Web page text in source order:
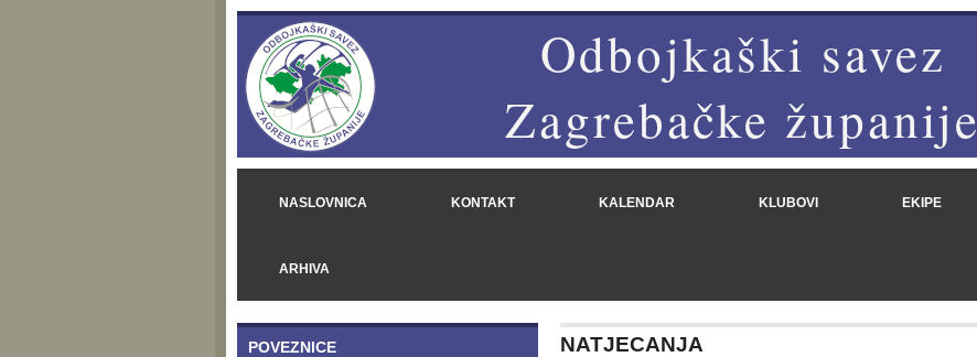
Odbojkaški savez
Zagrebačke županije
NASLOVNICA KONTAKT KALENDAR KLUBOVI EKIPE
ARHIVA
POVEZNICE NATJECANJA